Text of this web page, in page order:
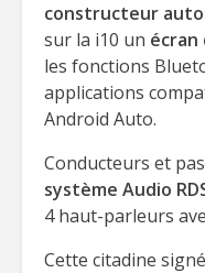
constructeur
sur la i10 un écran
les fonctions
applications
Android Auto.
Conducteurs et
système Audio
4 haut-parleurs
Cette citadine